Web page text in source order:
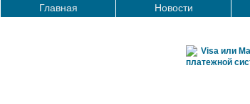
Главная Новости
Visa или
платежной